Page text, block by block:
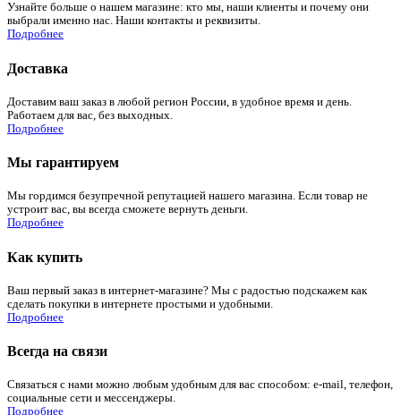
Узнайте больше о нашем магазине: кто мы, наши клиенты и почему они
выбрали именно нас. Наши контакты и реквизиты.
Подробнее
Доставка
Доставим ваш заказ в любой регион России, в удобное время и день.
Работаем для вас, без выходных.
Подробнее
Мы гарантируем
Мы гордимся безупречной репутацией нашего магазина. Если товар не
устроит вас, вы всегда сможете вернуть деньги.
Подробнее
Как купить
Ваш первый заказ в интернет-магазине? Мы с радостью подскажем как
сделать покупки в интернете простыми и удобными.
Подробнее
Всегда на связи
Связаться с нами можно любым удобным для вас способом: e-mail, телефон,
социальные сети и мессенджеры.
Подробнее